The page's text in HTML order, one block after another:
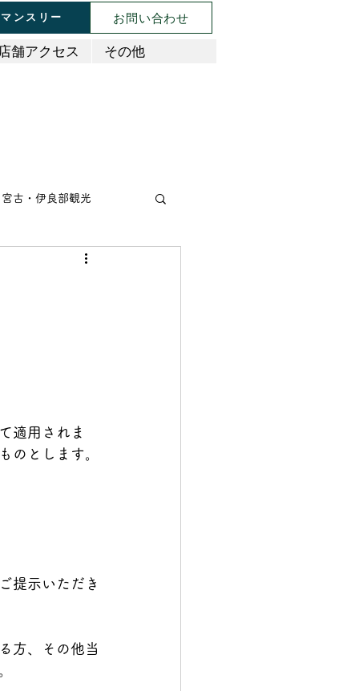
マンスリー お問い合わせ
店舗アクセス その他
宮古・伊良部観光
肉料理
適用されま
のとします。
提示いただき
方、その他当